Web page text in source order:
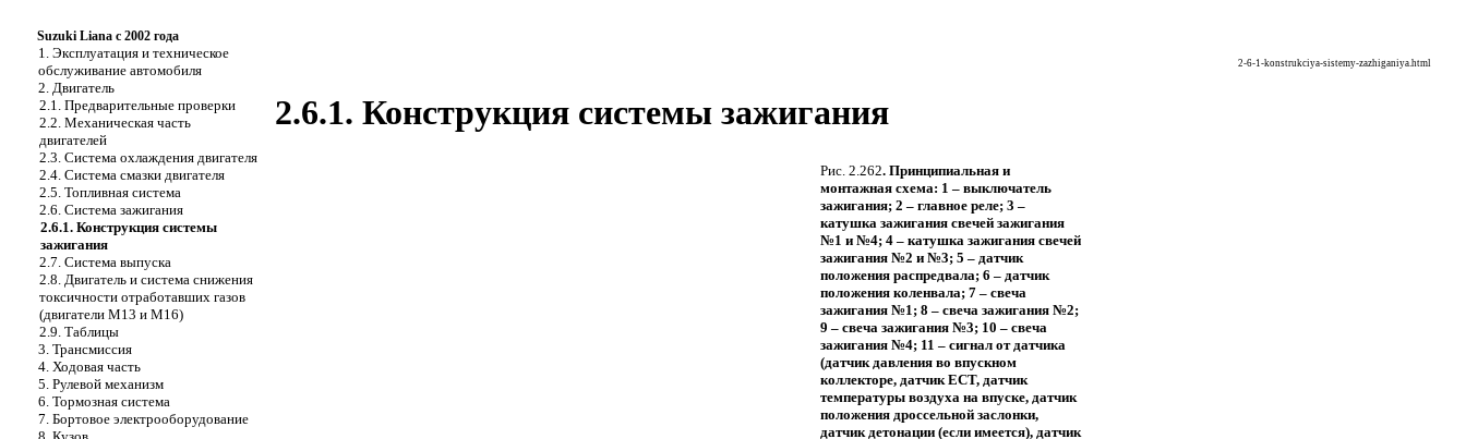
Suzuki Liana с 2002 года
1. Эксплуатация и техническое
обслуживание автомобиля
2. Двигатель
2.1. Предварительные проверки
2.2. Механическая часть
двигателей
2.3. Система охлаждения двигателя
2.4. Система смазки двигателя
2.5. Топливная система
2.6. Система зажигания
2.6.1. Конструкция системы
зажигания
2.7. Система выпуска
2.8. Двигатель и система снижения
токсичности отработавших газов
(двигатели М13 и М16)
2.9. Таблицы
3. Трансмиссия
4. Ходовая часть
5. Рулевой механизм
6. Тормозная система
7. Бортовое электрооборудование
2-6-1-konstrukciya-sistemy-zazhiganiya.html
2.6.1. Конструкция системы зажигания
Рис. 2.262. Принципиальная и
монтажная схема: 1 – выключатель
зажигания; 2 – главное реле; 3 –
катушка зажигания свечей зажигания
№1 и №4; 4 – катушка зажигания свечей
зажигания №2 и №3; 5 – датчик
положения распредвала; 6 – датчик
положения коленвала; 7 – cвеча
зажигания №1; 8 – cвеча зажигания №2;
9 – cвеча зажигания №3; 10 – cвеча
зажигания №4; 11 – сигнал от датчика
(датчик давления во впускном
коллекторе, датчик ЕСТ, датчик
температуры воздуха на впуске, датчик
положения дроссельной заслонки,
датчик детонации (если имеется), датчик